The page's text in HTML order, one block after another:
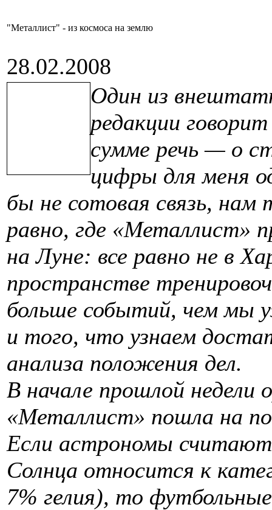
"Металлист" - из космоса на землю
28.02.2008
Один из
редакции
сумме речь — о
цифры для меня
бы не сотовая связь,
равно, где «Металлист»
на Луне: все равно не в
пространстве
больше событий, чем мы
и того, что узнаем
анализа положения дел.
В начале прошлой недели
«Металлист» пошла на
Если астрономы
Солнца относится к
7% гелия), то